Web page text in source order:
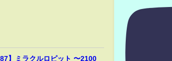
】ミラクルロピット 〜2100